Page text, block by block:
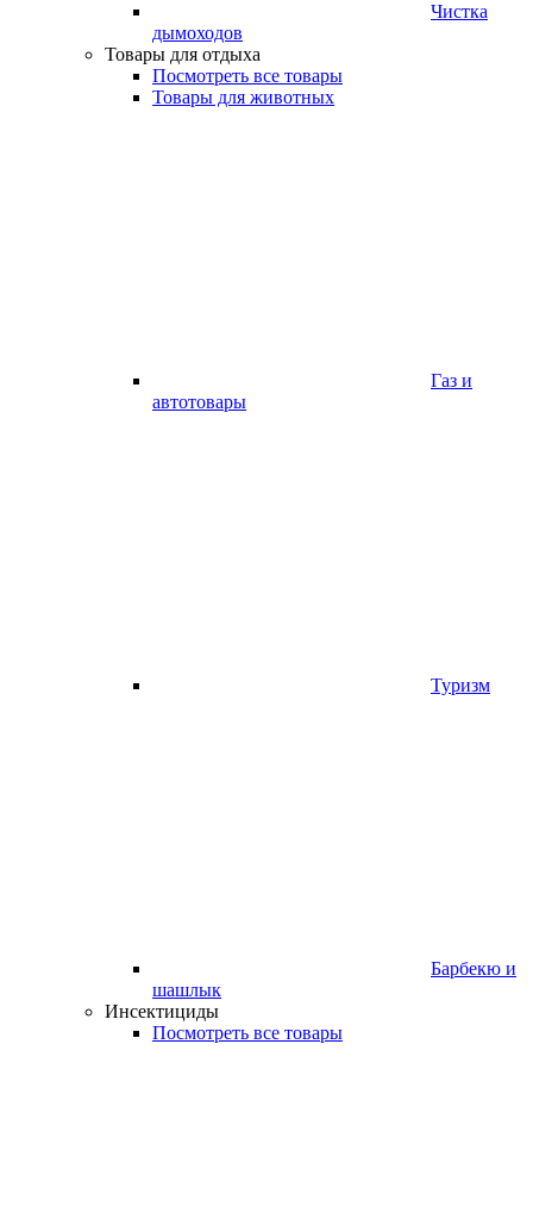
Чистка
дымоходов
Товары для отдыха
Посмотреть все товары
Товары для животных
Газ и
автотовары
Туризм
Барбекю и
шашлык
Инсектициды
Посмотреть все товары